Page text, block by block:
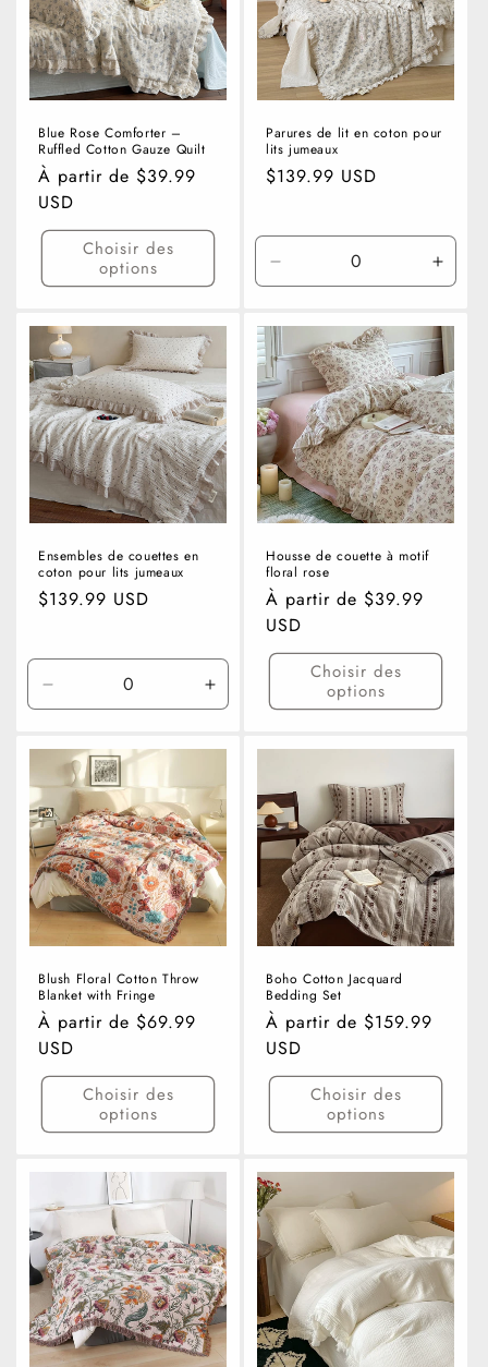
Blue Rose Comforter –
Ruffled Cotton Gauze Quilt
Prix
habituel
À partir de $39.99
USD
Choisir des
options
Parures de lit en coton pour
lits jumeaux
Prix
$139.99 USD
la
de
Taille
Queen
-
3
pièces
la
de
Taille
-
3
Ensembles de couettes en
coton pour lits jumeaux
Prix
$139.99 USD
la
de
Quilt
-
80&quot;
x
90&quot;
Augmenter
la
Quilt
-
80&quot;
x
90&quot;
Housse de couette à motif
floral rose
Prix
habituel
À partir de $39.99
USD
Choisir des
options
Blush Floral Cotton Throw
Blanket with Fringe
Prix
habituel
À partir de $69.99
USD
Choisir des
options
Boho Cotton Jacquard
Bedding Set
Prix
habituel
À partir de $159.99
USD
Choisir des
options